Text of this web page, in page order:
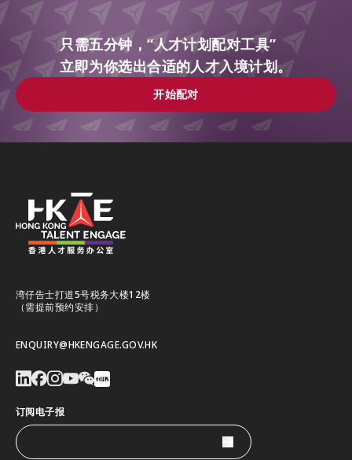
只需五分钟，“人才计划配对工具”
立即为你选出合适的人才入境计划。
开始配对
开始配对
湾仔告士打道5号税务大楼12楼
（需提前预约安排）
ENQUIRY@HKENGAGE.GOV.HK
订阅电子报